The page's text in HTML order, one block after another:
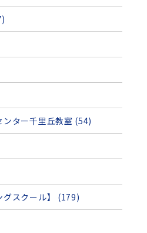
ター千里丘教室 (54)
グスクール】 (179)